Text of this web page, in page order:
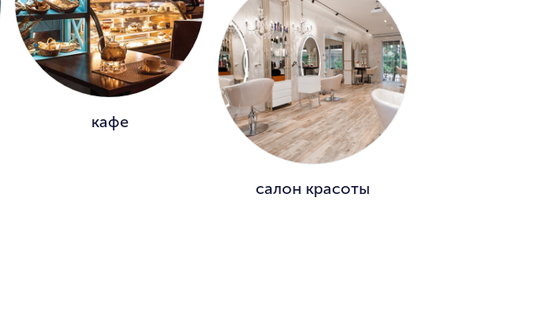
кафе
салон красоты